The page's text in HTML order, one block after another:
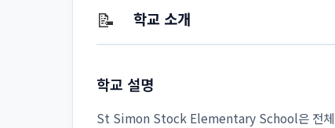
📝 학교 소개
학교 설명
St Simon Stock Elementary School은 전체